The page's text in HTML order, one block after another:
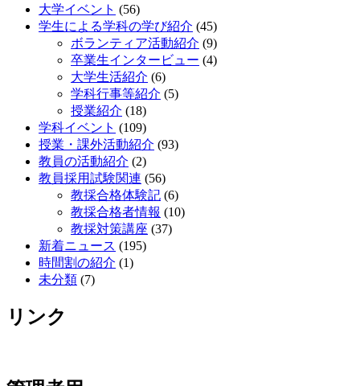
大学イベント (56)
学生による学科の学び紹介 (45)
ボランティア活動紹介 (9)
卒業生インタービュー (4)
大学生活紹介 (6)
学科行事等紹介 (5)
授業紹介 (18)
学科イベント (109)
授業・課外活動紹介 (93)
教員の活動紹介 (2)
教員採用試験関連 (56)
教採合格体験記 (6)
教採合格者情報 (10)
教採対策講座 (37)
新着ニュース (195)
時間割の紹介 (1)
未分類 (7)
リンク